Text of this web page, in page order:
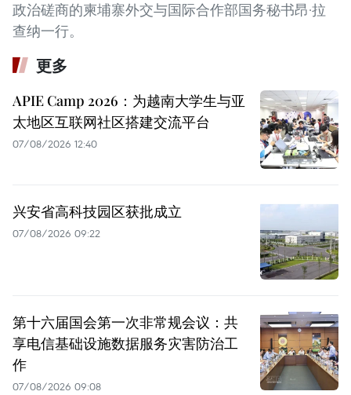
政治磋商的柬埔寨外交与国际合作部国务秘书昂·拉
查纳一行。
更多
APIE Camp 2026：为越南大学生与亚
太地区互联网社区搭建交流平台
07/08/2026 12:40
兴安省高科技园区获批成立
07/08/2026 09:22
第十六届国会第一次非常规会议：共
享电信基础设施数据服务灾害防治工
作
07/08/2026 09:08